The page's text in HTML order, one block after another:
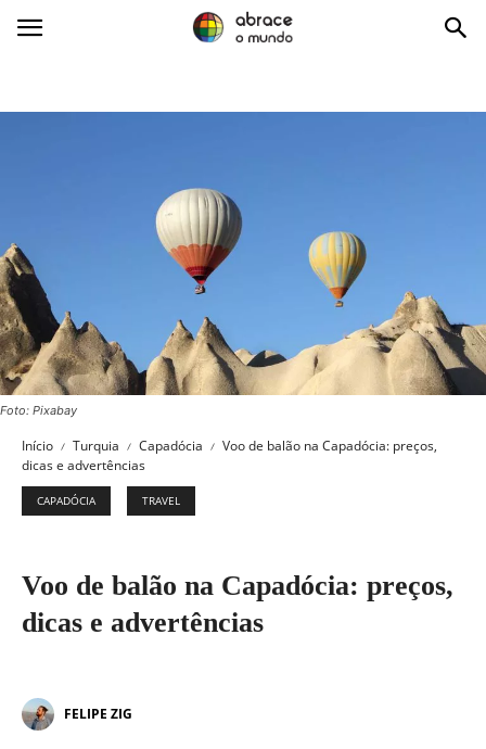
Foto: Pixabay
Início Turquia Capadócia
Voo de balão na Capadócia: preços,
dicas e advertências
CAPADÓCIA TRAVEL
Voo de balão na Capadócia: preços,
dicas e advertências
FELIPE ZIG